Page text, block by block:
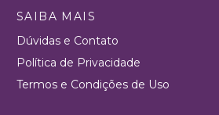
SAIBA MAIS
Dúvidas e Contato
Política de Privacidade
Termos e Condições de Uso